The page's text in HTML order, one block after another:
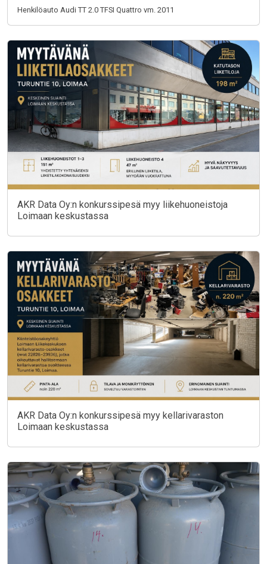
Henkilöauto Audi TT 2.0 TFSI Quattro vm. 2011
AKR Data Oy:n konkurssipesä myy liikehuoneistoja
Loimaan keskustassa
AKR Data Oy:n konkurssipesä myy kellarivaraston
Loimaan keskustassa